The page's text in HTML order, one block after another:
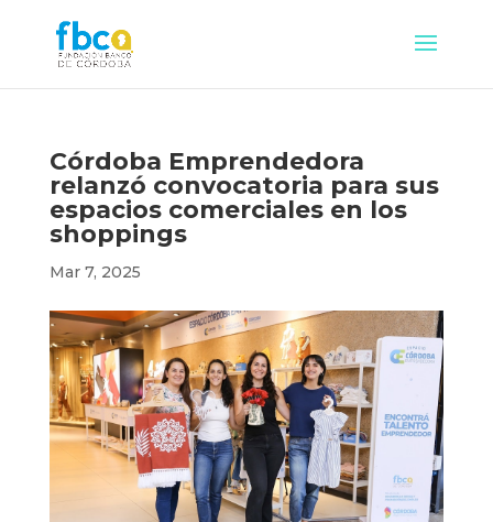
Córdoba Emprendedora
relanzó convocatoria para sus
espacios comerciales en los
shoppings
Mar 7, 2025